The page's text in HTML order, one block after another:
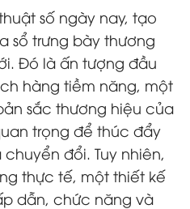
số ngày nay, tạo
sổ trưng bày thương
Đó là ấn tượng đầu
hàng tiềm năng, một
sắc thương hiệu của
trọng để thúc đẩy
đổi. Tuy nhiên,
thực tế, một thiết kế
dẫn, chức năng và